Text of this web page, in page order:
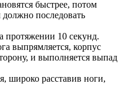
быстрее, потом
должно последовать
протяжении 10 секунд.
выпрямляется, корпус
и выполняется выпад
широко расставив ноги,